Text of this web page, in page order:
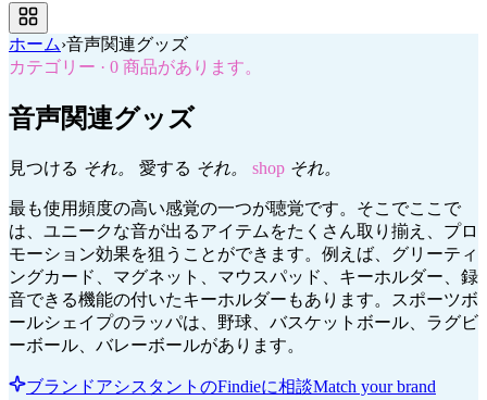
ホーム›音声関連グッズ
カテゴリー · 0 商品があります。
音声関連グッズ
見つける それ。 愛する それ。 shop それ。
最も使用頻度の高い感覚の一つが聴覚です。そこでここで
は、ユニークな音が出るアイテムをたくさん取り揃え、プロ
モーション効果を狙うことができます。例えば、グリーティ
ングカード、マグネット、マウスパッド、キーホルダー、録
音できる機能の付いたキーホルダーもあります。スポーツボ
ールシェイプのラッパは、野球、バスケットボール、ラグビ
ーボール、バレーボールがあります。
ブランドアシスタントのFindieに相談Match your brand